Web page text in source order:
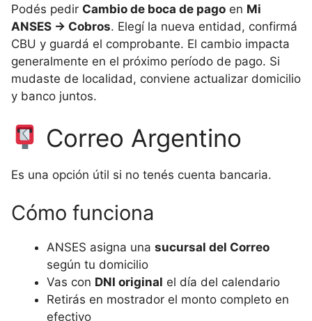
Podés pedir Cambio de boca de pago en Mi
ANSES → Cobros. Elegí la nueva entidad, confirmá
CBU y guardá el comprobante. El cambio impacta
generalmente en el próximo período de pago. Si
mudaste de localidad, conviene actualizar domicilio
y banco juntos.
Correo Argentino
Es una opción útil si no tenés cuenta bancaria.
Cómo funciona
ANSES asigna una sucursal del Correo
según tu domicilio
Vas con DNI original el día del calendario
Retirás en mostrador el monto completo en
efectivo